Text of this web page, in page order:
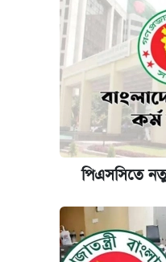
পিএসসিতে